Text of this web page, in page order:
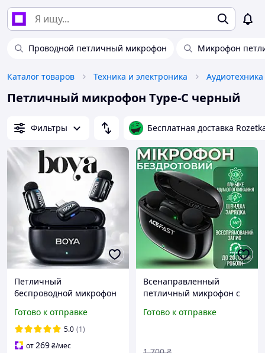
Проводной петличный микрофон Микрофон
Каталог товаров Техника и электроника
Петличный микрофон Type-C черный
Фильтры Бесплатная доставка
Петличный
беспроводной микрофон
зарядным кейсом,
комплект 2 шт
Готово к отправке
5.0 (1)
от269₴/мес
Всенаправленный
петличный микрофон с
шумоподавлением для
Готово к отправке